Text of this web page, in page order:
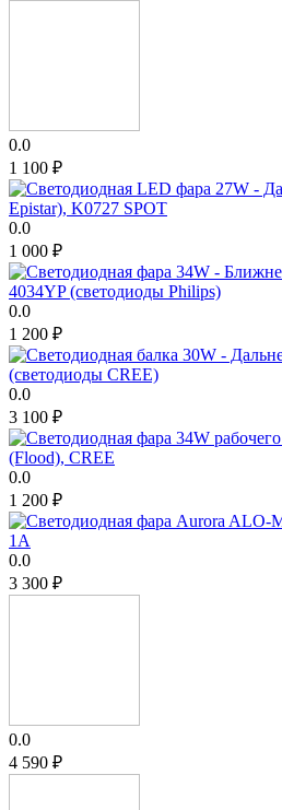
0.0
1 100 ₽
0.0
1 000 ₽
0.0
1 200 ₽
0.0
3 100 ₽
0.0
1 200 ₽
0.0
3 300 ₽
0.0
4 590 ₽